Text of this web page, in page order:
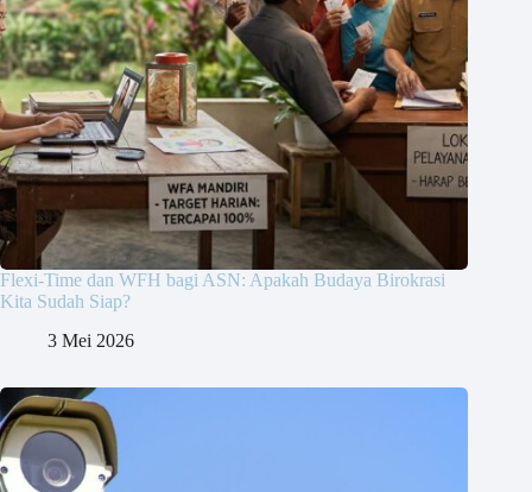
Flexi-Time dan WFH bagi ASN: Apakah Budaya Birokrasi
Kita Sudah Siap?
3 Mei 2026